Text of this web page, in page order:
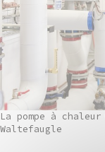
La pompe à chaleur
Waltefaugle